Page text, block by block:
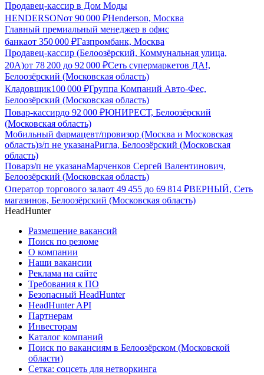
Продавец-кассир в Дом Моды
HENDERSONот 90 000 ₽Henderson, Москва
Главный премиальный менеджер в офис
банкаот 350 000 ₽Газпромбанк, Москва
Продавец-кассир (Белоозёрский, Коммунальная улица,
20А)от 78 200 до 92 000 ₽Сеть супермаркетов ДА!,
Белоозёрский (Московская область)
Кладовщик100 000 ₽Группа Компаний Авто-Фес,
Белоозёрский (Московская область)
Повар-кассирдо 92 000 ₽ЮНИРЕСТ, Белоозёрский
(Московская область)
Мобильный фармацевт/провизор (Москва и Московская
область)з/п не указанаРигла, Белоозёрский (Московская
область)
Поварз/п не указанаМарченков Сергей Валентинович,
Белоозёрский (Московская область)
Оператор торгового залаот 49 455 до 69 814 ₽ВЕРНЫЙ, Сеть
магазинов, Белоозёрский (Московская область)
HeadHunter
Размещение вакансий
Поиск по резюме
О компании
Наши вакансии
Реклама на сайте
Требования к ПО
Безопасный HeadHunter
HeadHunter API
Партнерам
Инвесторам
Каталог компаний
Поиск по вакансиям в Белоозёрском (Московской
области)
Сетка: соцсеть для нетворкинга